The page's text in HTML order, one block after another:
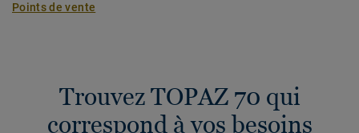
Points de vente
Trouvez TOPAZ 70 qui
correspond à vos besoins